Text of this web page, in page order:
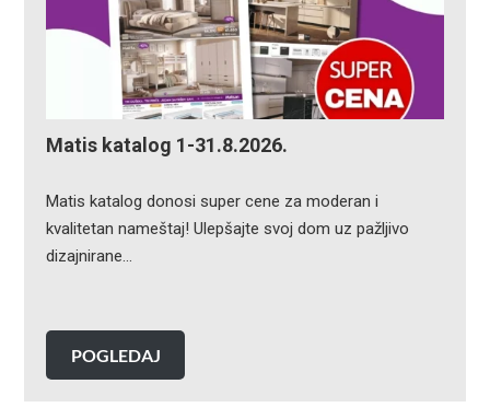
Matis katalog 1-31.8.2026.
Matis katalog donosi super cene za moderan i
kvalitetan nameštaj! Ulepšajte svoj dom uz pažljivo
dizajnirane…
POGLEDAJ